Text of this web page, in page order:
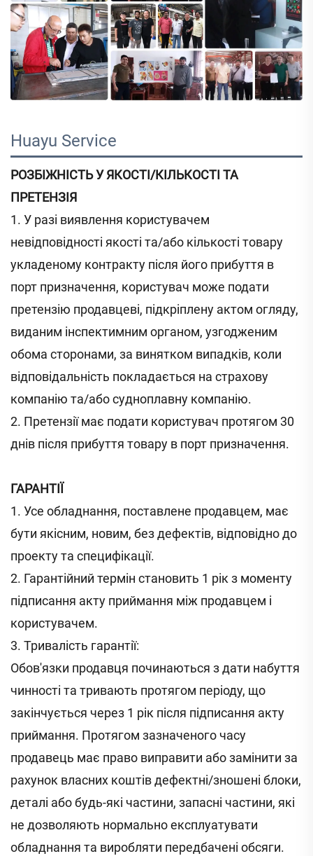
Huayu Service
РОЗБІЖНІСТЬ У ЯКОСТІ/КІЛЬКОСТІ ТА
ПРЕТЕНЗІЯ
1. У разі виявлення користувачем
невідповідності якості та/або кількості товару
укладеному контракту після його прибуття в
порт призначення, користувач може подати
претензію продавцеві, підкріплену актом огляду,
виданим інспектимним органом, узгодженим
обома сторонами, за винятком випадків, коли
відповідальність покладається на страхову
компанію та/або судноплавну компанію.
2. Претензії має подати користувач протягом 30
днів після прибуття товару в порт призначення.
ГАРАНТІЇ
1. Усе обладнання, поставлене продавцем, має
бути якісним, новим, без дефектів, відповідно до
проекту та специфікації.
2. Гарантійний термін становить 1 рік з моменту
підписання акту приймання між продавцем і
користувачем.
3. Тривалість гарантії:
Обов'язки продавця починаються з дати набуття
чинності та тривають протягом періоду, що
закінчується через 1 рік після підписання акту
приймання. Протягом зазначеного часу
продавець має право виправити або замінити за
рахунок власних коштів дефектні/зношені блоки,
деталі або будь-які частини, запасні частини, які
не дозволяють нормально експлуатувати
обладнання та виробляти передбачені обсяги.